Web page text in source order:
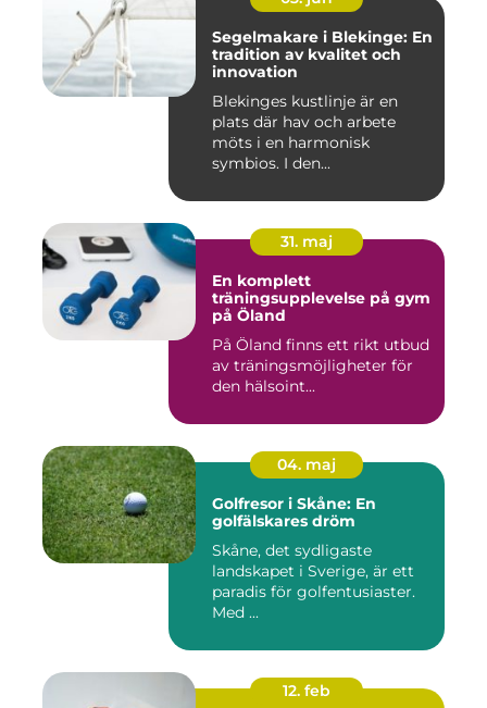
Segelmakare i Blekinge: En
tradition av kvalitet och
innovation
Blekinges kustlinje är en
plats där hav och arbete
möts i en harmonisk
symbios. I den...
31. maj
En komplett
träningsupplevelse på gym
på Öland
På Öland finns ett rikt utbud
av träningsmöjligheter för
den hälsoint...
04. maj
Golfresor i Skåne: En
golfälskares dröm
Skåne, det sydligaste
landskapet i Sverige, är ett
paradis för golfentusiaster.
Med ...
12. feb